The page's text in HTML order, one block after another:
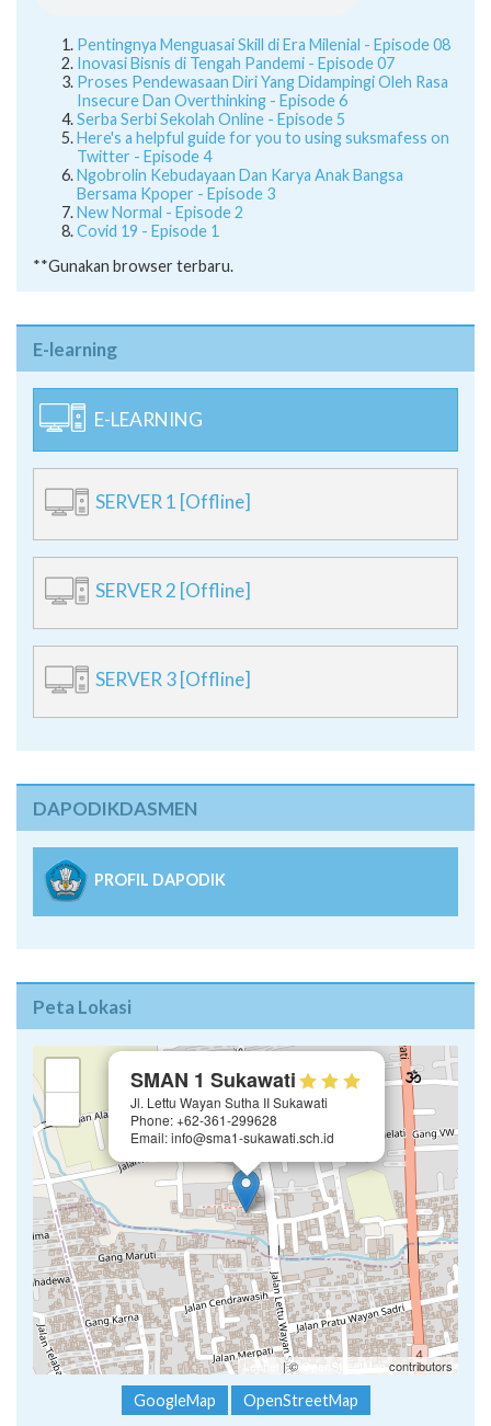
Pentingnya Menguasai Skill di Era Milenial - Episode 08
Inovasi Bisnis di Tengah Pandemi - Episode 07
Proses Pendewasaan Diri Yang Didampingi Oleh Rasa
Insecure Dan Overthinking - Episode 6
Serba Serbi Sekolah Online - Episode 5
Here's a helpful guide for you to using suksmafess on
Twitter - Episode 4
Ngobrolin Kebudayaan Dan Karya Anak Bangsa
Bersama Kpoper - Episode 3
New Normal - Episode 2
Covid 19 - Episode 1
**Gunakan browser terbaru.
E-learning
E-LEARNING
SERVER 1 [Offline]
SERVER 2 [Offline]
SERVER 3 [Offline]
DAPODIKDASMEN
PROFIL DAPODIK
Peta Lokasi
SMAN 1 Sukawati
Jl. Lettu Wayan Sutha II Sukawati
Phone: +62-361-299628
Email: info@sma1-sukawati.sch.id
Leaflet | ©OpenStreetMap contributors
GoogleMap OpenStreetMap